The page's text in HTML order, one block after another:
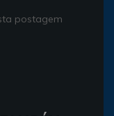
postagem